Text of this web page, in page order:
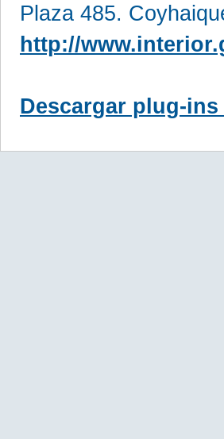
Plaza 485.
http://
Descargar plug-